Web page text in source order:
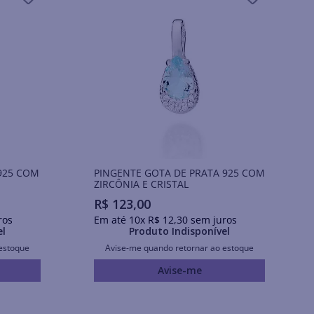
COM
PINGENTE GOTA DE PRATA 925 COM
ZIRCÔNIA E CRISTAL
R$ 123,00
Em até 10x R$ 12,30 sem juros
Produto Indisponível
Avise-me quando retornar ao estoque
Avise-me